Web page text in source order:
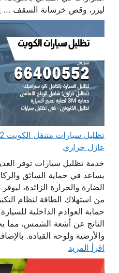
ليزر، وقص خرسانة السقف ...
عازل حراري
خدمة تظليل سيارات توفر
يساعد في حماية السائق
الضارة والحرارة الزائدة،
من استهلاك الطاقة لنظام
حماية العوادم الداخلية
الناتج عن أشعة الشمس، مما
والأرضية ولوحة القيادة.
اقرأ المزيد